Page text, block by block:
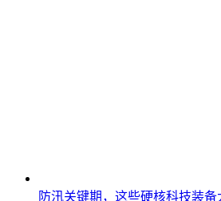
防汛关键期，这些硬核科技装备